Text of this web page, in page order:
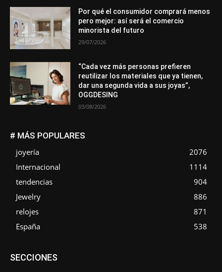
Por qué el consumidor comprará menos
pero mejor: así será el comercio
minorista del futuro
29/07/2026
“Cada vez más personas prefieren
reutilizar los materiales que ya tienen,
dar una segunda vida a sus joyas”,
OGGDESING
03/08/2026
# MÁS POPULARES
joyería
2076
Internacional
1114
tendencias
904
Jewelry
886
relojes
871
España
538
SECCIONESAsociaciones
Entrevistas